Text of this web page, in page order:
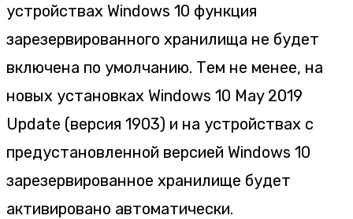
устройствах Windows 10 функция
зарезервированного хранилища не будет
включена по умолчанию. Тем не менее, на
новых установках Windows 10 May 2019
Update (версия 1903) и на устройствах с
предустановленной версией Windows 10
зарезервированное хранилище будет
активировано автоматически.